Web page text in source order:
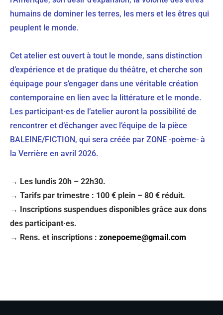
humains de dominer les terres, les mers et les êtres qui
peuplent le monde.
Cet atelier est ouvert à tout le monde, sans distinction
d’expérience et de pratique du théâtre, et cherche son
équipage pour s’engager dans une véritable création
contemporaine en lien avec la littérature et le monde.
Les participant·es de l’atelier auront la possibilité de
rencontrer et d’échanger avec l’équipe de la pièce
BALEINE/FICTION, qui sera créée par ZONE -poème- à
la Verrière en avril 2026.
→ Les lundis 20h – 22h30.
→ Tarifs par trimestre : 100 € plein – 80 € réduit.
→ Inscriptions suspendues disponibles grâce aux dons
des participant·es.
→ Rens. et inscriptions : zonepoeme@gmail.com